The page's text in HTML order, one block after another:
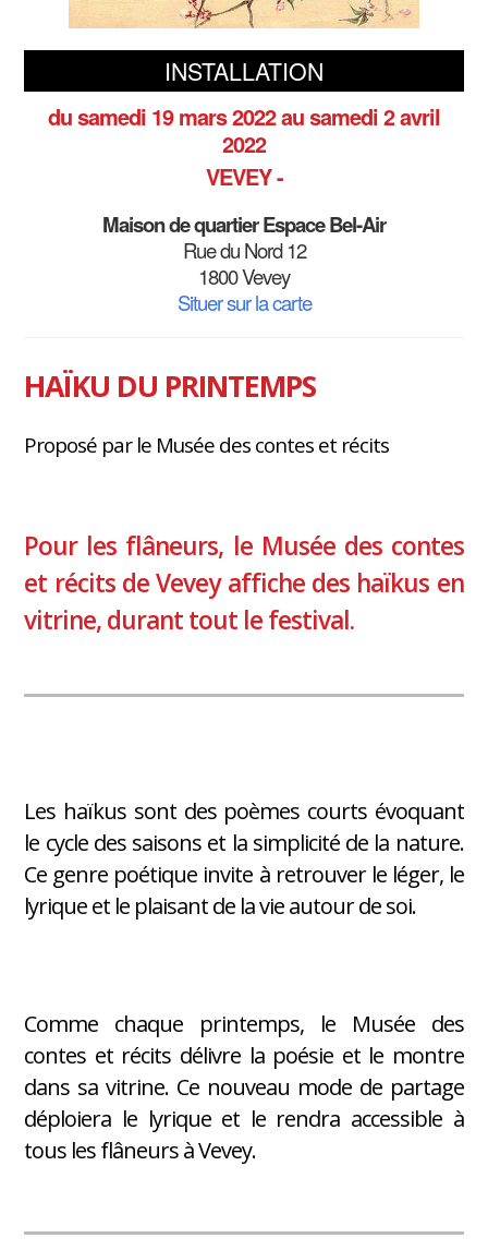
INSTALLATION
du samedi 19 mars 2022au samedi 2 avril
2022
VEVEY -
Maison de quartier Espace Bel-Air
Rue du Nord 12
1800 Vevey
Situer sur la carte
HAÏKU DU PRINTEMPS
Proposé par le Musée des contes et récits
Pour les flâneurs, le Musée des contes
et récits de Vevey affiche des haïkus en
vitrine, durant tout le festival.
Les haïkus sont des poèmes courts évoquant
le cycle des saisons et la simplicité de la nature.
Ce genre poétique invite à retrouver le léger, le
lyrique et le plaisant de la vie autour de soi.
Comme chaque printemps, le Musée des
contes et récits délivre la poésie et le montre
dans sa vitrine. Ce nouveau mode de partage
déploiera le lyrique et le rendra accessible à
tous les flâneurs à Vevey.